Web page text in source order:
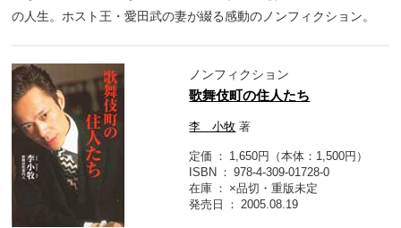
の人生。ホスト王・愛田武の妻が綴る感動のノンフィクション。
ノンフィクション
歌舞伎町の住人たち
李 小牧 著
定価
1,650円（本体：1,500円）
ISBN
978-4-309-01728-0
在庫
×品切・重版未定
発売日
2005.08.19